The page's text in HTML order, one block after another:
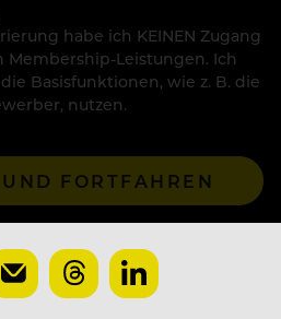
habe ich KEINEN Zugang
Membership-Leistungen. Ich
Basisfunktionen, wie z. B. die
nutzen.
FORTFAHREN